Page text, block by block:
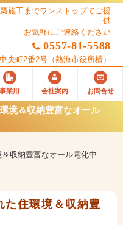
施工までワンストップでご提
供
お気軽にご連絡ください
0557-81-5588
央町2番2号 （熱海市役所横）
事業用 会社案内 お問合せ
境＆収納豊富なオール
収納豊富なオール電化中
た住環境＆収納豊